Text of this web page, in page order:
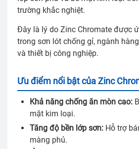
trường khắc nghiệt.
Đây là lý do Zinc Chromate được
trong sơn lót chống gỉ, ngành
và thiết bị công nghiệp.
Ưu điểm nổi bật của Zinc
Khả năng chống ăn mòn cao:
mặt kim loại.
Tăng độ bền lớp sơn: Hỗ trợ
màng phủ.